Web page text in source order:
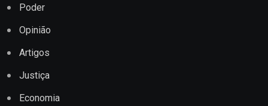
Poder
Opinião
Artigos
Justiça
Economia